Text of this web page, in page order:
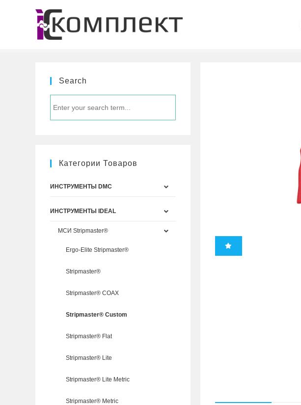
содержимому
Search
Категории Товаров
ИНСТРУМЕНТЫ DMC
ИНСТРУМЕНТЫ IDEAL
МСИ Stripmaster®
Ergo-Elite Stripmaster®
Stripmaster®
Stripmaster® COAX
Stripmaster® Custom
Stripmaster® Flat
Stripmaster® Lite
Stripmaster® Lite Metric
Stripmaster® Metric